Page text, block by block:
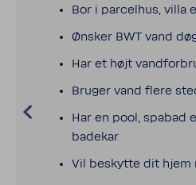
Bor i parcelhus, villa
Ønsker BWT vand
Har et højt
Bruger vand flere
Har en pool, spabad
badekar
Vil beskytte dit hjem